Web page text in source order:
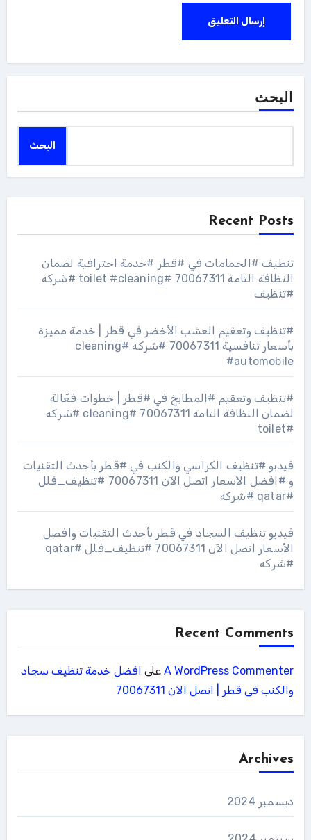
البحث
البحث
Recent Posts
تنظيف #الحمامات في #قطر #خدمة احترافية لضمان
النظافة التامة 70067311 #toilet #cleaning #شركه
#تنظيف
#تنظيف وتعقيم العشب الأخضر في قطر | خدمة مميزة
بأسعار تنافسية 70067311 #شركه #cleaning
#automobile
#تنظيف وتعقيم #المطابخ في #قطر | خطوات فعّالة
لضمان النظافة التامة 70067311 #cleaning #شركه
#toilet
فيديو #تنظيف الكراسي والكنب في #قطر بأحدث التقنيات
و #افضل الأسعار اتصل الآن 70067311 #تنظيف_فلل
#qatar #شركه
فيديو تنظيف السجاد في قطر بأحدث التقنيات وافضل
الأسعار اتصل الآن 70067311 #تنظيف_فلل #qatar
#شركه
Recent Comments
A WordPress Commenterعلى افضل خدمة تنظيف سجاد
والكنب فى قطر | اتصل الان 70067311
Archives
ديسمبر 2024